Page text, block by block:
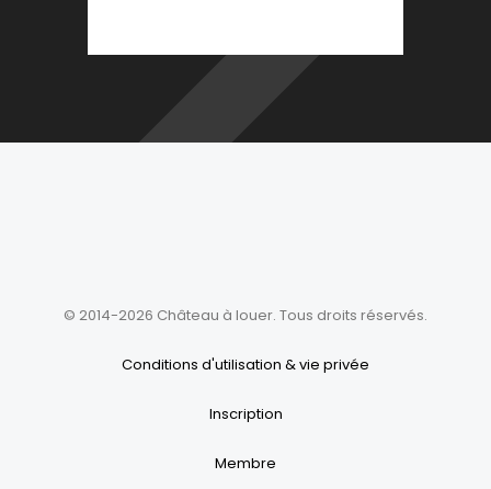
© 2014-2026 Château à louer. Tous droits réservés.
Conditions d'utilisation & vie privée
Inscription
Membre